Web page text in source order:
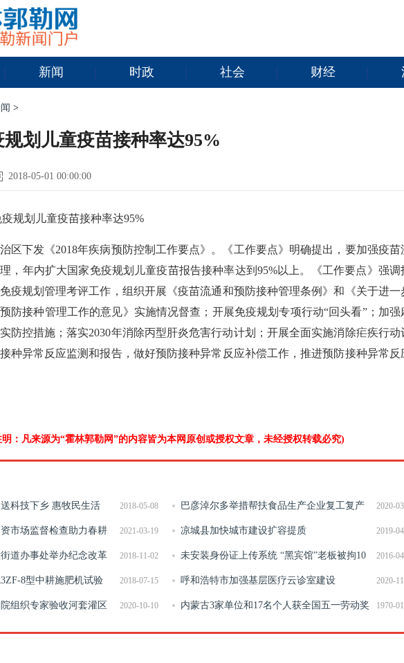
新闻 时政 社会 财经
>
划儿童疫苗接种率达95%
2018-05-01 00:00:00
规划儿童疫苗接种率达95%
区下发《2018年疾病预防控制工作要点》。《工作要点》明确提出，要加强疫苗
，年内扩大国家免疫规划儿童疫苗报告接种率达到95%以上。《工作要点》强调
疫规划管理考评工作，组织开展《疫苗流通和预防接种管理条例》和《关于进一
防接种管理工作的意见》实施情况督查；开展免疫规划专项行动“回头看”；加强
防控措施；落实2030年消除丙型肝炎危害行动计划；开展全面实施消除疟疾行动
种异常反应监测和报告，做好预防接种异常反应补偿工作，推进预防接种异常反
明：凡来源为“霍林郭勒网”的内容皆为本网原创或授权文章，未经授权转载必究)
2018-05-08
科技下乡 惠牧民生活 2020-
巴彦淖尔多举措帮扶食品生产企业复工复产
2021-03-19
市场监督检查助力春耕 2019-
凉城县加快城市建设扩容提质
2018-11-02
道办事处举办纪念改革 2016-
未安装身份证上传系统 “黑宾馆”老板被拘10
日
2018-07-15
8型中耕施肥机试验 2020-
呼和浩特市加强基层医疗云诊室建设
2020-10-10
组织专家验收河套灌区 1970-
内蒙古3家单位和17名个人获全国五一劳动奖